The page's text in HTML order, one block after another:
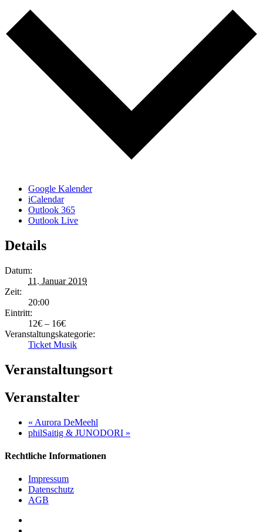
Google Kalender
iCalendar
Outlook 365
Outlook Live
Details
Datum:
11. Januar 2019
Zeit:
20:00
Eintritt:
12€ – 16€
Veranstaltungskategorie:
Ticket Musik
Veranstaltungsort
Veranstalter
« Aurora DeMeehl
philSaitig & JUNODORI »
Rechtliche Informationen
Impressum
Datenschutz
AGB